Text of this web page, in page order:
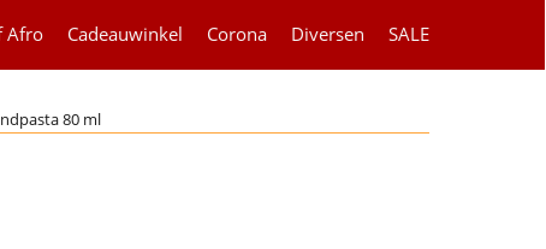
Afro Cadeauwinkel Corona Diversen SALE
80 ml